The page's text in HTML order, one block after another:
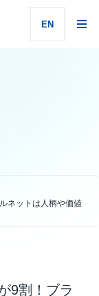
EN
ネットは人柄や価値
9割！ブラ